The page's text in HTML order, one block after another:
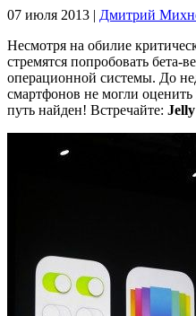
07 июля 2013 | Дмитрий
Несмотря на обилие
стремятся попробовать бета-
операционной системы. До
смартфонов не могли оценить
путь найден! Встречайте: